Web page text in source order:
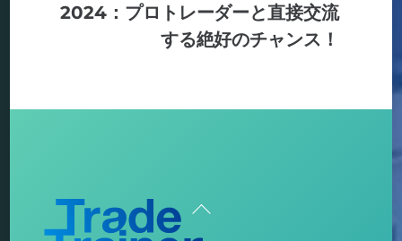
2024：プロトレーダーと直接交流
する絶好のチャンス！
Back
To